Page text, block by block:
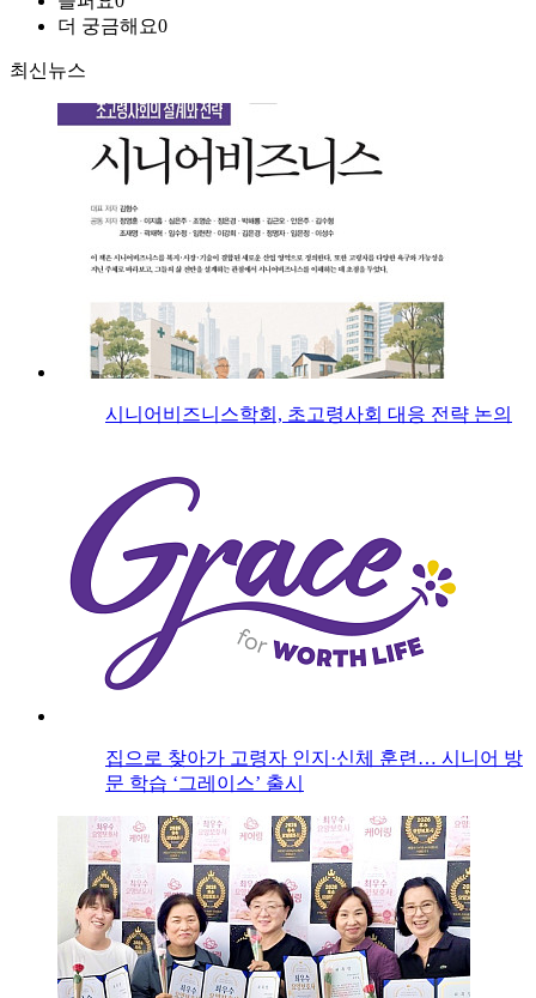
더 궁금해요0
최신뉴스
시니어비즈니스학회, 초고령사회 대응 전략 논의
집으로 찾아가 고령자 인지·신체 훈련… 시니어 방
문 학습 ‘그레이스’ 출시